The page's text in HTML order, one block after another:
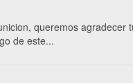
queremos agradecer
de este...